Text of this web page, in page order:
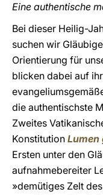
Eine authentische
Bei dieser Heilig-
suchen wir
Orientierung für
blicken dabei auf
die authentischste
Zweites
Konstitution Lumen
Ersten unter den
aufnahmebereiter
»demütiges Zelt